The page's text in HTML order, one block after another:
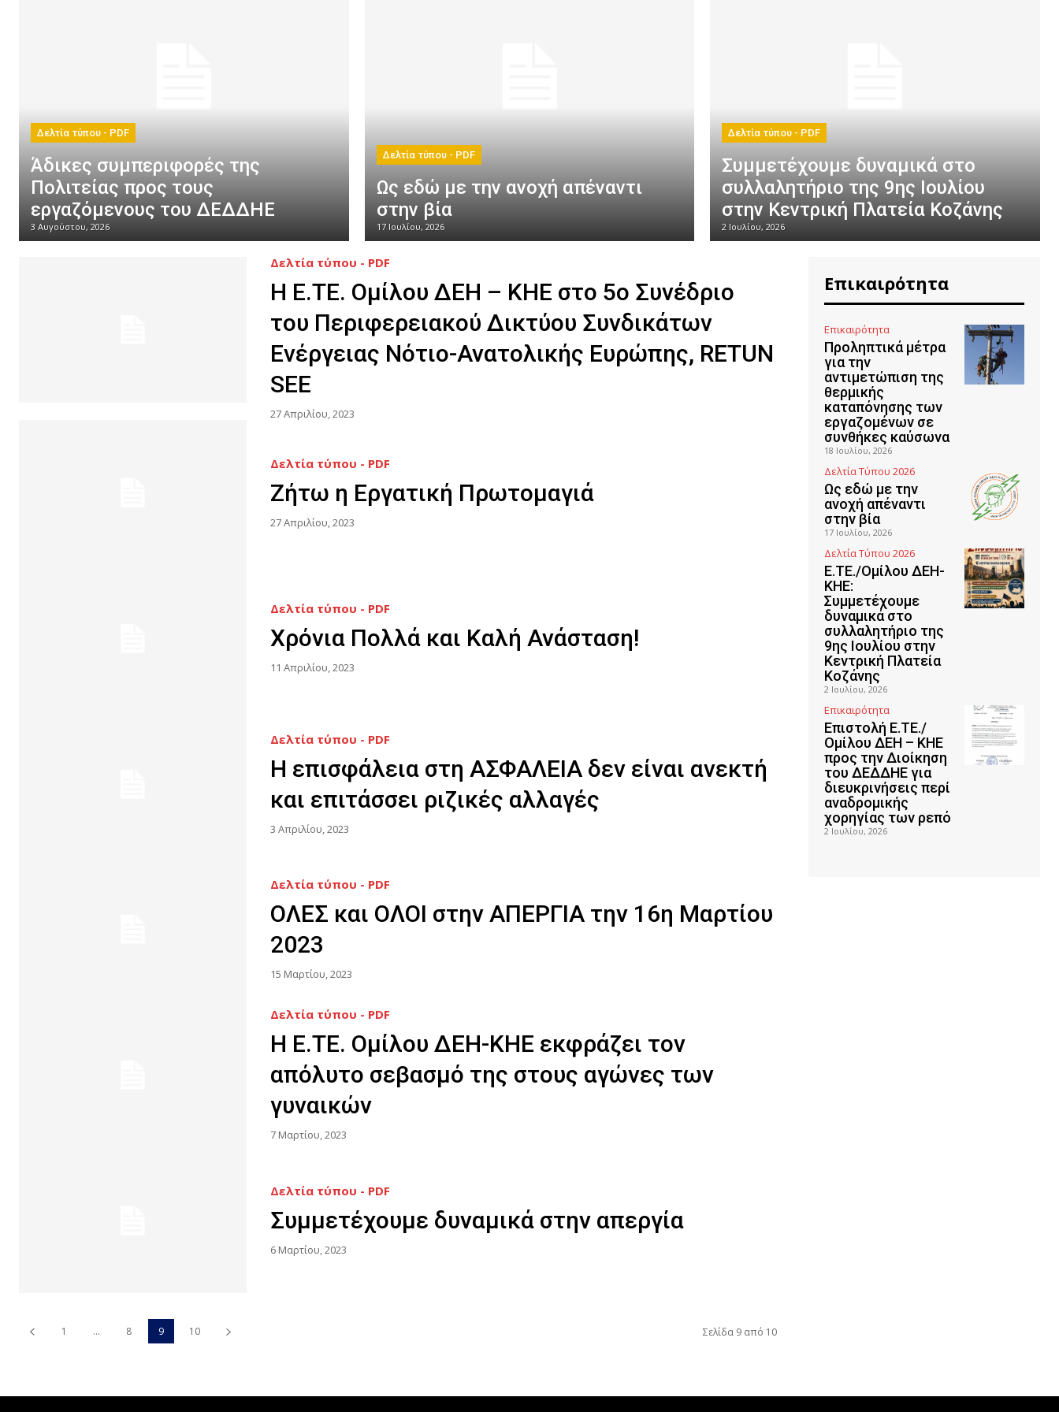
Δελτία τύπου - PDF
Άδικες συμπεριφορές της
Πολιτείας προς τους
εργαζόμενους του ΔΕΔΔΗΕ
3 Αυγούστου, 2026
Δελτία τύπου - PDF
Ως εδώ με την ανοχή απέναντι
στην βία
17 Ιουλίου, 2026
Δελτία τύπου - PDF
Συμμετέχουμε δυναμικά στο
συλλαλητήριο της 9ης Ιουλίου
στην Κεντρική Πλατεία Κοζάνης
2 Ιουλίου, 2026
Δελτία τύπου - PDF
Η Ε.ΤΕ. Ομίλου ΔΕΗ – ΚΗΕ στο 5ο Συνέδριο
του Περιφερειακού Δικτύου Συνδικάτων
Ενέργειας Νότιο-Ανατολικής Ευρώπης, RETUN
SEE
27 Απριλίου, 2023
Δελτία τύπου - PDF
Ζήτω η Εργατική Πρωτομαγιά
27 Απριλίου, 2023
Δελτία τύπου - PDF
Χρόνια Πολλά και Καλή Ανάσταση!
11 Απριλίου, 2023
Δελτία τύπου - PDF
Η επισφάλεια στη ΑΣΦΑΛΕΙΑ δεν είναι ανεκτή
και επιτάσσει ριζικές αλλαγές
3 Απριλίου, 2023
Δελτία τύπου - PDF
ΟΛΕΣ και ΟΛΟΙ στην ΑΠΕΡΓΙΑ την 16η Μαρτίου
2023
15 Μαρτίου, 2023
Δελτία τύπου - PDF
H Ε.ΤΕ. Ομίλου ΔΕΗ-ΚΗΕ εκφράζει τον
απόλυτο σεβασμό της στους αγώνες των
γυναικών
7 Μαρτίου, 2023
Δελτία τύπου - PDF
Συμμετέχουμε δυναμικά στην απεργία
6 Μαρτίου, 2023
1 ... 8 9 10 Σελίδα 9 από 10
Επικαιρότητα
Επικαιρότητα
Προληπτικά μέτρα
για την
αντιμετώπιση της
θερμικής
καταπόνησης των
εργαζομένων σε
συνθήκες καύσωνα
18 Ιουλίου, 2026
Δελτία Τύπου 2026
Ως εδώ με την
ανοχή απέναντι
στην βία
17 Ιουλίου, 2026
Δελτία Τύπου 2026
Ε.ΤΕ./Ομίλου ΔΕΗ-
ΚΗΕ:
Συμμετέχουμε
δυναμικά στο
συλλαλητήριο της
9ης Ιουλίου στην
Κεντρική Πλατεία
Κοζάνης
2 Ιουλίου, 2026
Επικαιρότητα
Επιστολή Ε.ΤΕ./
Ομίλου ΔΕΗ – ΚΗΕ
προς την Διοίκηση
του ΔΕΔΔΗΕ για
διευκρινήσεις περί
αναδρομικής
χορηγίας των ρεπό
2 Ιουλίου, 2026